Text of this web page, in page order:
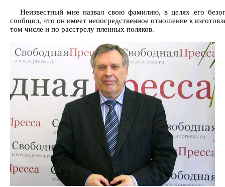
Неизвестный мне назвал свою фамилию, в целях его
сообщил, что он имеет непосредственное отношение к
том числе и по расстрелу пленных поляков.